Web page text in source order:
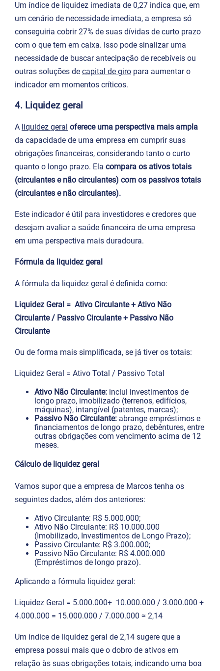
Um índice de liquidez imediata de 0,27 indica que, em
um cenário de necessidade imediata, a empresa só
conseguiria cobrir 27% de suas dívidas de curto prazo
com o que tem em caixa. Isso pode sinalizar uma
necessidade de buscar antecipação de recebíveis ou
outras soluções de capital de giro para aumentar o
indicador em momentos críticos.
4. Liquidez geral
A liquidez geral oferece uma perspectiva mais ampla
da capacidade de uma empresa em cumprir suas
obrigações financeiras, considerando tanto o curto
quanto o longo prazo. Ela compara os ativos totais
(circulantes e não circulantes) com os passivos totais
(circulantes e não circulantes).
Este indicador é útil para investidores e credores que
desejam avaliar a saúde financeira de uma empresa
em uma perspectiva mais duradoura.
Fórmula da liquidez geral
A fórmula da liquidez geral é definida como:
Liquidez Geral = Ativo Circulante + Ativo Não
Circulante / Passivo Circulante + Passivo Não
Circulante
Ou de forma mais simplificada, se já tiver os totais:
Liquidez Geral = Ativo Total ​/ Passivo Total
Ativo Não Circulante: inclui investimentos de
longo prazo, imobilizado (terrenos, edifícios,
máquinas), intangível (patentes, marcas);
Passivo Não Circulante: abrange empréstimos e
financiamentos de longo prazo, debêntures, entre
outras obrigações com vencimento acima de 12
meses.
Cálculo de liquidez geral
Vamos supor que a empresa de Marcos tenha os
seguintes dados, além dos anteriores:
Ativo Circulante: R$ 5.000.000;
Ativo Não Circulante: R$ 10.000.000
(Imobilizado, Investimentos de Longo Prazo);
Passivo Circulante: R$ 3.000.000;
Passivo Não Circulante: R$ 4.000.000
(Empréstimos de longo prazo).
Aplicando a fórmula liquidez geral:
Liquidez Geral = 5.000.000+ 10.000.000​ / 3.000.000 +
4.000.000 = 15.000.000 / 7.000.000 ​≈ 2,14
Um índice de liquidez geral de 2,14 sugere que a
empresa possui mais que o dobro de ativos em
relação às suas obrigações totais, indicando uma boa